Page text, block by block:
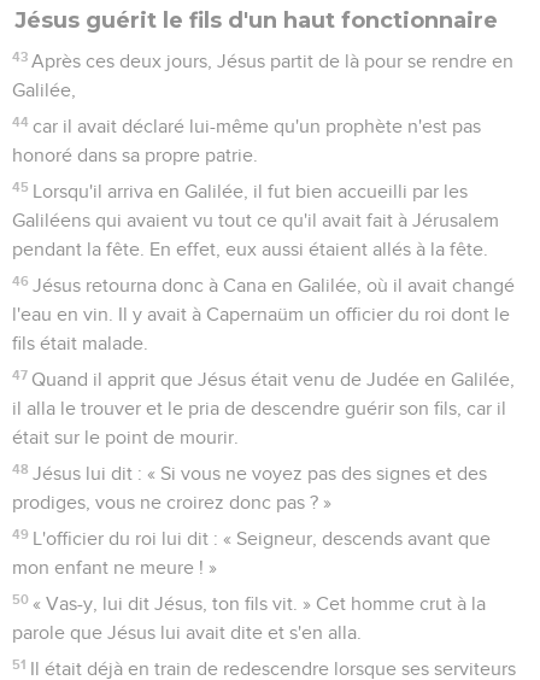
Jésus guérit le fils d'un haut fonctionnaire
43 Après ces deux jours, Jésus partit de là pour se rendre en
Galilée,
44 car il avait déclaré lui-même qu'un prophète n'est pas
honoré dans sa propre patrie.
45 Lorsqu'il arriva en Galilée, il fut bien accueilli par les
Galiléens qui avaient vu tout ce qu'il avait fait à Jérusalem
pendant la fête. En effet, eux aussi étaient allés à la fête.
46 Jésus retourna donc à Cana en Galilée, où il avait changé
l'eau en vin. Il y avait à Capernaüm un officier du roi dont le
fils était malade.
47 Quand il apprit que Jésus était venu de Judée en Galilée,
il alla le trouver et le pria de descendre guérir son fils, car il
était sur le point de mourir.
48 Jésus lui dit : « Si vous ne voyez pas des signes et des
prodiges, vous ne croirez donc pas ? »
49 L'officier du roi lui dit : « Seigneur, descends avant que
mon enfant ne meure ! »
50 « Vas-y, lui dit Jésus, ton fils vit. » Cet homme crut à la
parole que Jésus lui avait dite et s'en alla.
51 Il était déjà en train de redescendre lorsque ses serviteurs